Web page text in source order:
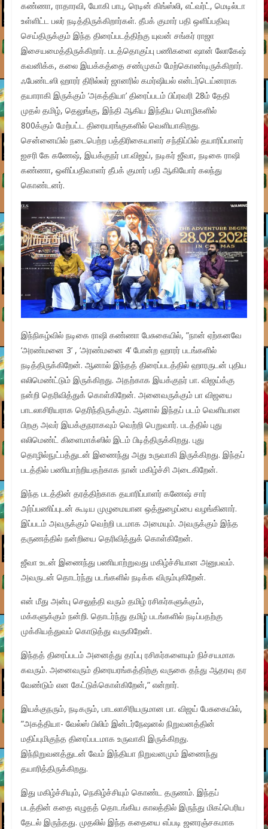
கண்ணா, ராதாரவி, யோகி பாபு, ரெடின் கிங்ஸ்லி, எட்வர்ட், மெடில்டா
உள்ளிட்ட பலர் நடித்திருக்கிறார்கள். தீபக் குமார் பதி ஒளிப்பதிவு
செய்திருக்கும் இந்த திரைப்படத்திற்கு யுவன் சங்கர் ராஜா
இசையமைத்திருக்கிறார். படத்தொகுப்பு பணிகளை ஷான் லோகேஷ்
கவனிக்க, கலை இயக்கத்தை சண்முகம் மேற்கொண்டிருக்கிறார்.
ஃபேண்டஸி ஹாரர் திரில்லர் ஜானரில் கமர்ஷியல் என்டர்டெய்னராக
தயாராகி இருக்கும் ‘அகத்தியா’ திரைப்படம் பிப்ரவரி 28ம் தேதி
முதல் தமிழ், தெலுங்கு, இந்தி ஆகிய இந்திய மொழிகளில்
800க்கும் மேற்பட்ட திரையரங்குகளில் வெளியாகிறது.
சென்னையில் நடைபெற்ற பத்திரிகையாளர் சந்திப்பில் தயாரிப்பாளர்
ஐசரி கே கணேஷ், இயக்குநர் பா.விஜய், நடிகர் ஜீவா, நடிகை ராஷி
கண்ணா, ஒளிப்பதிவாளர் தீபக் குமார் பதி ஆகியோர் கலந்து
கொண்டனர்.
இந்நிகழ்வில் நடிகை ராஷி கண்ணா பேசுகையில், ”நான் ஏற்கனவே
‘அரண்மனை 3’ , ‘அரண்மனை 4’ போன்ற ஹாரர் படங்களில்
நடித்திருக்கிறேன். ஆனால் இந்தத் திரைப்படத்தில் ஹாரருடன் புதிய
எலிமெண்ட்டும் இருக்கிறது. அதற்காக இயக்குநர் பா. விஜய்க்கு
நன்றி தெரிவித்துக் கொள்கிறேன். அனைவருக்கும் பா விஜயை
பாடலாசிரியராக தெரிந்திருக்கும். ஆனால் இந்தப் படம் வெளியான
பிறகு அவர் இயக்குநராகவும் வெற்றி பெறுவார். படத்தில் புது
எலிமெண்ட் கிளைமாக்ஸில் இடம் பிடித்திருக்கிறது. புது
தொழில்நுட்பத்துடன் இணைந்து அது உருவாகி இருக்கிறது. இந்தப்
படத்தில் பணியாற்றியதற்காக நான் மகிழ்ச்சி அடைகிறேன்.
இந்த படத்தின் தரத்திற்காக தயாரிப்பாளர் கணேஷ் சார்
அர்ப்பணிப்புடன் கூடிய முழுமையான ஒத்துழைப்பை வழங்கினார்.
இப்படம் அவருக்கும் வெற்றி படமாக அமையும். அவருக்கும் இந்த
தருணத்தில் நன்றியை தெரிவித்துக் கொள்கிறேன்.
ஜீவா உடன் இணைந்து பணியாற்றுவது மகிழ்ச்சியான அனுபவம்.
அவருடன் தொடர்ந்து படங்களில் நடிக்க விரும்புகிறேன்.
என் மீது அன்பு செலுத்தி வரும் தமிழ் ரசிகர்களுக்கும்,
மக்களுக்கும் நன்றி. தொடர்ந்து தமிழ் படங்களில் நடிப்பதற்கு
முக்கியத்துவம் கொடுத்து வருகிறேன்.
இந்தத் திரைப்படம் அனைத்து தரப்பு ரசிகர்களையும் நிச்சயமாக
கவரும். அனைவரும் திரையரங்கத்திற்கு வருகை தந்து ஆதரவு தர
வேண்டும் என கேட்டுக்கொள்கிறேன்,” என்றார்.
இயக்குநரும், நடிகரும், பாடலாசிரியருமான பா. விஜய் பேசுகையில்,
”அகத்தியா- வேல்ஸ் பிலிம் இன்டர்நேஷனல் நிறுவனத்தின்
மதிப்புமிகுந்த திரைப்படமாக உருவாகி இருக்கிறது.
இந்நிறுவனத்துடன் வேம் இந்தியா நிறுவனமும் இணைந்து
தயாரித்திருக்கிறது.
இது மகிழ்ச்சியும், நெகிழ்ச்சியும் கொண்ட தருணம். இந்தப்
படத்தின் கதை எழுதத் தொடங்கிய காலத்தில் இருந்து மிகப்பெரிய
தேடல் இருந்தது. முதலில் இந்த கதையை எப்படி ஜனரஞ்சகமாக